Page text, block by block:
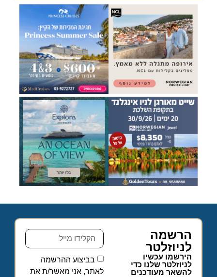
הרשמה
לניוזלטר
הירשמו עכשיו
לניוזלטר שלנו כדי
להשאר מעודכנים
בביצוע ההרשמה
לאתר, אני מאשר/ת את